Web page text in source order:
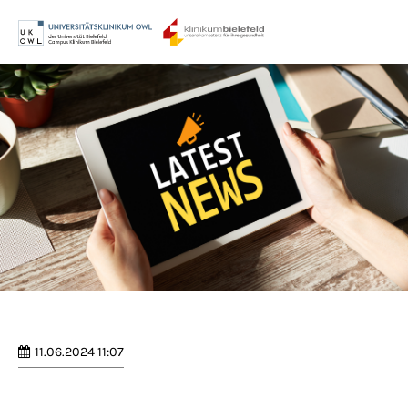
Login
Benutzername
Passwort
Anmelden
11.06.2024 11:07